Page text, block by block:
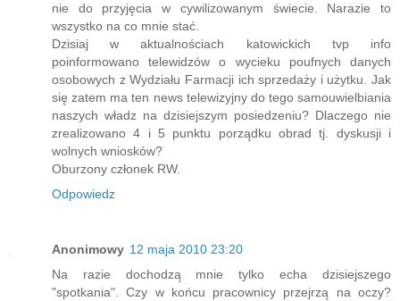
nie do przyjęcia w cywilizowanym świecie. Narazie to
wszystko na co mnie stać.
Dzisiaj w aktualnościach katowickich tvp info
poinformowano telewidzów o wycieku poufnych danych
osobowych z Wydziału Farmacji ich sprzedaży i użytku. Jak
się zatem ma ten news telewizyjny do tego samouwielbiania
naszych władz na dzisiejszym posiedzeniu? Dlaczego nie
zrealizowano 4 i 5 punktu porządku obrad tj. dyskusji i
wolnych wniosków?
Oburzony członek RW.
Odpowiedz
Anonimowy 12 maja 2010 23:20
Na razie dochodzą mnie tylko echa dzisiejszego
"spotkania". Czy w końcu pracownicy przejrzą na oczy?